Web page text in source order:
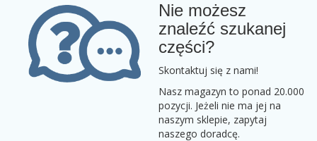
Nie możesz
znaleźć szukanej
części?
Skontaktuj się z nami!
Nasz magazyn to ponad 20.000
pozycji. Jeżeli nie ma jej na
naszym sklepie, zapytaj
naszego doradcę.